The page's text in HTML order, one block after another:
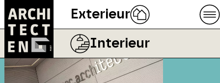
Exterieur
Interieur